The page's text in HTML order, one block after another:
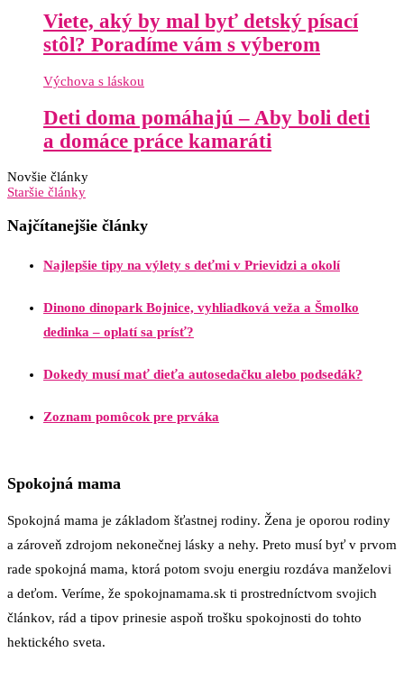
Viete, aký by mal byť detský písací
stôl? Poradíme vám s výberom
Výchova s láskou
Deti doma pomáhajú – Aby boli deti
a domáce práce kamaráti
Novšie články
Staršie články
Najčítanejšie články
Najlepšie tipy na výlety s deťmi v Prievidzi a okolí
Dinono dinopark Bojnice, vyhliadková veža a Šmolko
dedinka – oplatí sa prísť?
Dokedy musí mať dieťa autosedačku alebo podsedák?
Zoznam pomôcok pre prváka
Spokojná mama
Spokojná mama je základom šťastnej rodiny. Žena je oporou rodiny
a zároveň zdrojom nekonečnej lásky a nehy. Preto musí byť v prvom
rade spokojná mama, ktorá potom svoju energiu rozdáva manželovi
a deťom. Veríme, že spokojnamama.sk ti prostredníctvom svojich
článkov, rád a tipov prinesie aspoň trošku spokojnosti do tohto
hektického sveta.